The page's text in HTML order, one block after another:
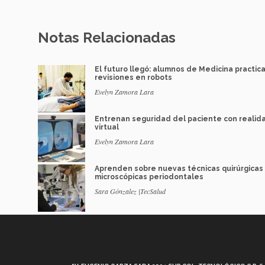
Notas Relacionadas
El futuro llegó: alumnos de Medicina
revisiones en robots
Evelyn Zamora Lara
Entrenan seguridad del paciente con
virtual
Evelyn Zamora Lara
Aprenden sobre nuevas técnicas quirúrgicas
microscópicas periodontales
Sara Gónzalez |TecSalud